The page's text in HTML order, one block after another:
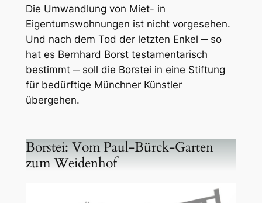
Die Umwandlung von Miet- in
Eigentumswohnungen ist nicht vorgesehen.
Und nach dem Tod der letzten Enkel ‒ so
hat es Bernhard Borst testamentarisch
bestimmt ‒ soll die Borstei in eine Stiftung
für bedürftige Münchner Künstler
übergehen.
Borstei: Vom Paul-Bürck-Garten
zum Weidenhof